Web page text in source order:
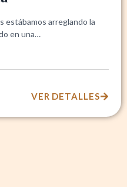
estábamos arreglando la
en una…
VER DETALLES